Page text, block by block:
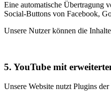
Eine automatische Übertragung
Social-Buttons von Facebook,
Unsere Nutzer können die
5. YouTube mit
Unsere Website nutzt Plugins